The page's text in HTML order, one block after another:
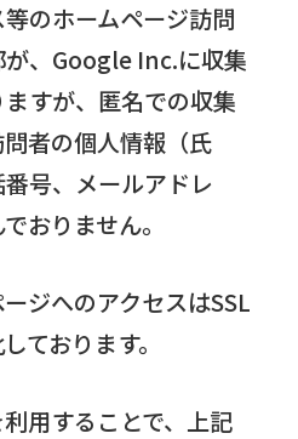
のホームページ訪問
、Google Inc.に収集
すが、匿名での収集
者の個人情報（氏
号、メールアドレ
おりません。
ジへのアクセスはSSL
ております。
用することで、上記